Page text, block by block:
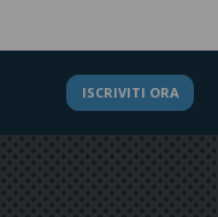
ISCRIVITI ORA